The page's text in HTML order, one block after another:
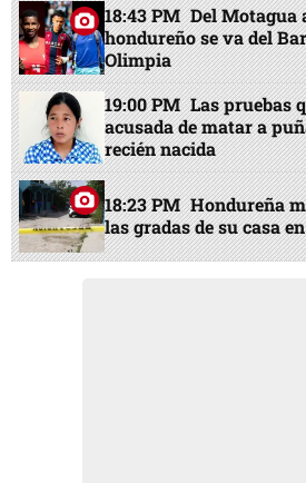
18:43 PM Del Motagua
hondureño se va del
Olimpia
19:00 PM Las pruebas
acusada de matar a
recién nacida
18:23 PM Hondureña
las gradas de su casa